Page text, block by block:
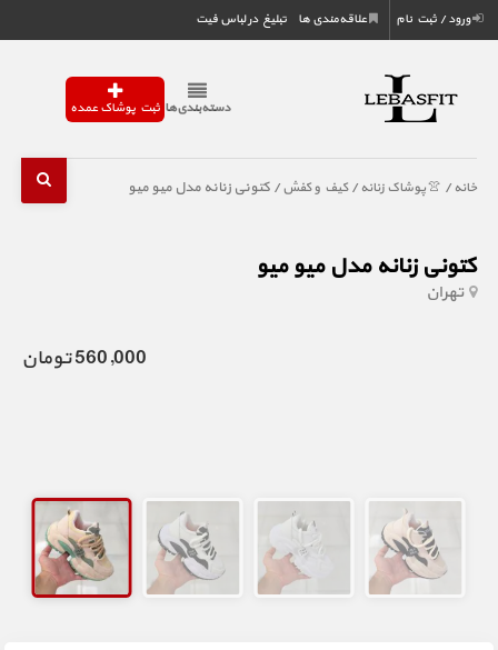
ورود / ثبت نام علاقه‌مندی ها تبلیغ در لباس فیت
دسته‌بندی‌ها ثبت پوشاک عمده
خانه / 👚 پوشاک زنانه /کیف و کفش/ کتونی زنانه مدل میو میو
کتونی زنانه مدل میو میو
تهران
560,000 تومان